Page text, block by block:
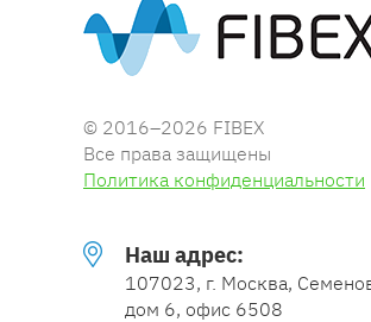
© 2016–2026 FIBEX
Все права защищены
Политика конфиденциальности
Наш адрес:
107023, г. Москва,
дом 6, офис 6508